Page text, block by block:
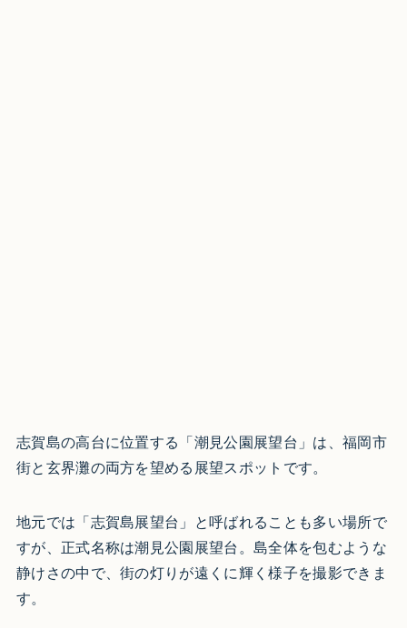
志賀島の高台に位置する「潮見公園展望台」は、福岡市
街と玄界灘の両方を望める展望スポットです。
地元では「志賀島展望台」と呼ばれることも多い場所で
すが、正式名称は潮見公園展望台。島全体を包むような
静けさの中で、街の灯りが遠くに輝く様子を撮影できま
す。